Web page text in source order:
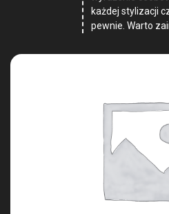
każdej stylizacji
pewnie. Warto